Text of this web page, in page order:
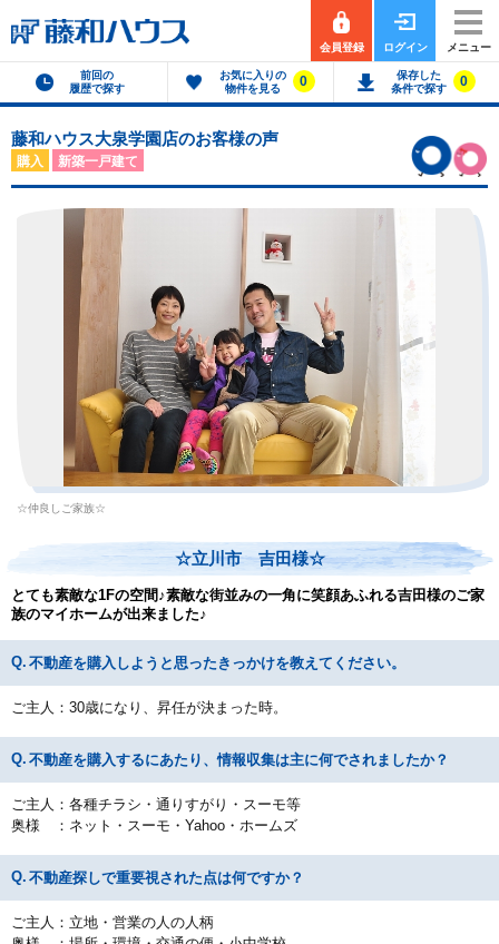
会員登録 ログイン メニュー
前回の
履歴で探す
お気に入りの
物件を見る
0
保存した
条件で探す
0
藤和ハウス大泉学園店のお客様の声
購入 新築一戸建て
☆仲良しご家族☆
☆立川市 吉田様☆
とても素敵な1Fの空間♪素敵な街並みの一角に笑顔あふれる吉田様のご家
族のマイホームが出来ました♪
不動産を購入しようと思ったきっかけを教えてください。
ご主人：30歳になり、昇任が決まった時。
不動産を購入するにあたり、情報収集は主に何でされましたか？
ご主人：各種チラシ・通りすがり・スーモ等
奥様 ：ネット・スーモ・Yahoo・ホームズ
不動産探しで重要視された点は何ですか？
ご主人：立地・営業の人の人柄